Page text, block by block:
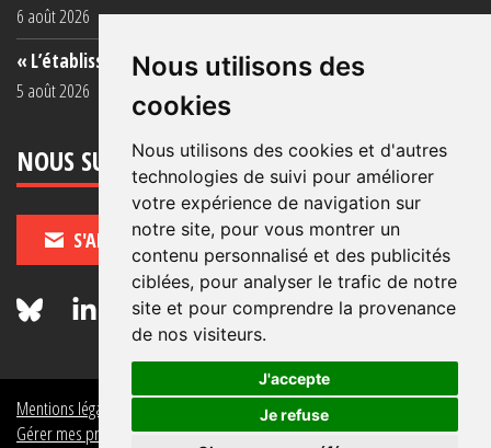
Nous utilisons des
cookies
Nous utilisons des cookies et d'autres
technologies de suivi pour améliorer
votre expérience de navigation sur
notre site, pour vous montrer un
contenu personnalisé et des publicités
ciblées, pour analyser le trafic de notre
site et pour comprendre la provenance
de nos visiteurs.
J'accepte
Je refuse
6 août 2026
« L’établissement est une porcherie totale »
5 août 2026
NOUS SUIVRE
S'ABONNER
Mentions légales
Politique de données personnelles
Gérer mes préférences de données personnelles